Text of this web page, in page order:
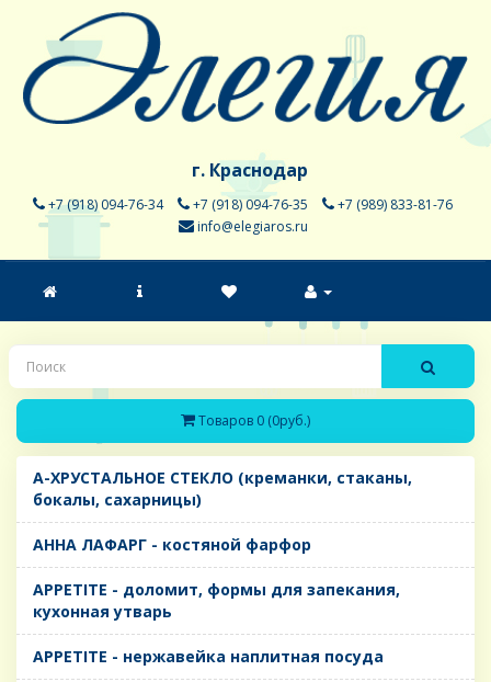
г. Краснодар
+7 (918) 094-76-34 +7 (918) 094-76-35
+7 (989) 833-81-76
info@elegiaros.ru
Товаров 0 (0руб.)
A-ХРУСТАЛЬНОЕ СТЕКЛО (креманки, стаканы,
бокалы, сахарницы)
AHHA ЛАФАРГ - костяной фарфор
APPETITE - доломит, формы для запекания,
кухонная утварь
APPETITE - нержавейка наплитная посуда